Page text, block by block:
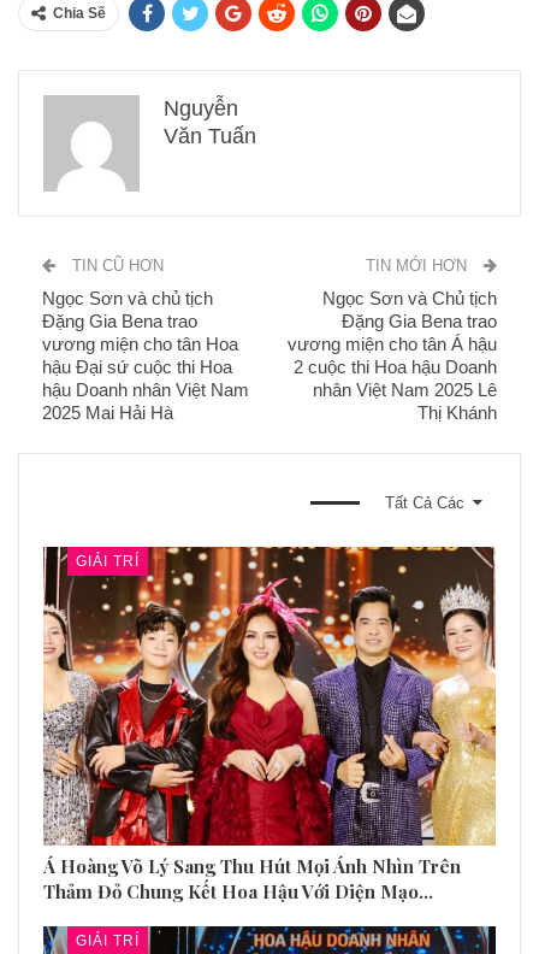
Chia Sẽ
Nguyễn
Văn Tuấn
TIN CŨ HƠN
Ngọc Sơn và chủ tịch
Đặng Gia Bena trao
vương miện cho tân Hoa
hậu Đại sứ cuộc thi Hoa
hậu Doanh nhân Việt Nam
2025 Mai Hải Hà
TIN MỚI HƠN
Ngọc Sơn và Chủ tịch
Đặng Gia Bena trao
vương miện cho tân Á hậu
2 cuộc thi Hoa hậu Doanh
nhân Việt Nam 2025 Lê
Thị Khánh
Tất Cả Các
GIẢI TRÍ
Á Hoàng Võ Lý Sang Thu Hút Mọi Ánh Nhìn Trên
Thảm Đỏ Chung Kết Hoa Hậu Với Diện Mạo…
GIẢI TRÍ